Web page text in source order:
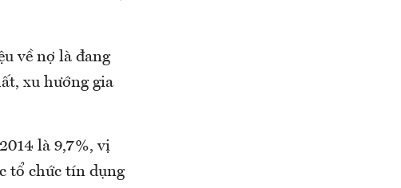
về nợ là đang
xu hướng gia
là 9,7%, vị
tổ chức tín dụng